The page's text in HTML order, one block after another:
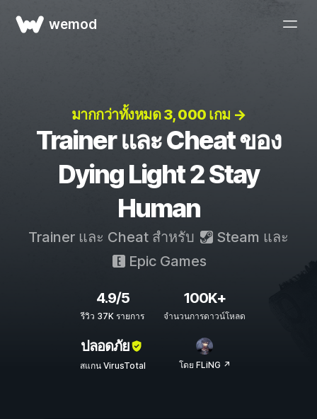
wemod
มากกว่าทั้งหมด 3, 000 เกม →
Trainer และ Cheat ของ
Dying Light 2 Stay
Human
Trainer และ Cheat สำหรับ Steam และ
Epic Games
4.9/5
รีวิว 37K รายการ
100K+
จำนวนการดาวน์โหลด
ปลอดภัย
สแกน VirusTotal โดย FLiNG ↗